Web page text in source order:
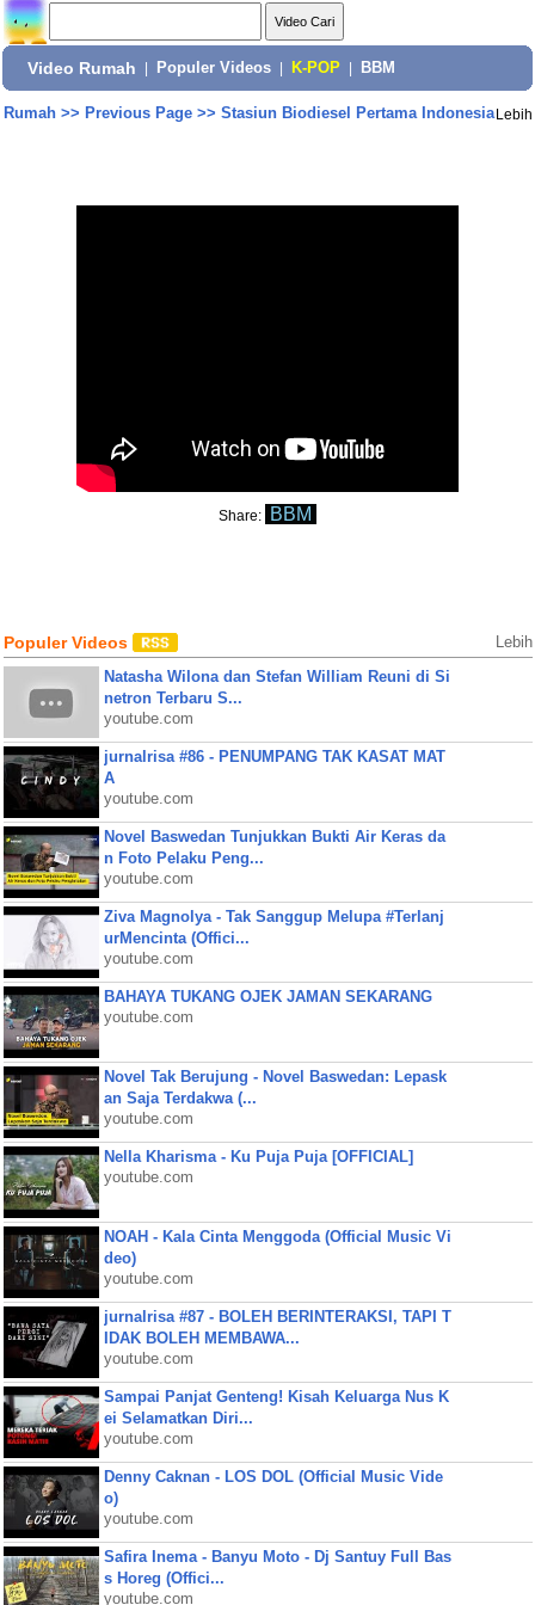
Video Rumah Populer Videos K-POP BBM
Rumah>> Previous Page>> Stasiun Biodiesel Pertama IndonesiaLebih
Share: BBM
Populer Videos Lebih
Natasha Wilona dan Stefan William Reuni di Si
netron Terbaru S...
youtube.com
jurnalrisa #86 - PENUMPANG TAK KASAT MAT
A
youtube.com
Novel Baswedan Tunjukkan Bukti Air Keras da
n Foto Pelaku Peng...
youtube.com
Ziva Magnolya - Tak Sanggup Melupa #Terlanj
urMencinta (Offici...
youtube.com
BAHAYA TUKANG OJEK JAMAN SEKARANG
youtube.com
Novel Tak Berujung - Novel Baswedan: Lepask
an Saja Terdakwa (...
youtube.com
Nella Kharisma - Ku Puja Puja [OFFICIAL]
youtube.com
NOAH - Kala Cinta Menggoda (Official Music Vi
deo)
youtube.com
jurnalrisa #87 - BOLEH BERINTERAKSI, TAPI T
IDAK BOLEH MEMBAWA...
youtube.com
Sampai Panjat Genteng! Kisah Keluarga Nus K
ei Selamatkan Diri...
youtube.com
Denny Caknan - LOS DOL (Official Music Vide
o)
youtube.com
Safira Inema - Banyu Moto - Dj Santuy Full Bas
s Horeg (Offici...
youtube.com